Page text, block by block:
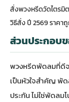
สั่งพวงหรีดวัดไตรมิ
วิธีสั่ง ปี 2569 ราคา
ส่วนประกอบ
พวงหรีดพัดลมที่ดี
เป็นหัวใจสำคัญ พั
ประกัน ไม่ใช่พัดลม